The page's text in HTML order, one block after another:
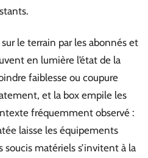
le terrain par les abonnés et
en lumière l’état de la
faiblesse ou coupure
et la box empile les
fréquemment observé :
laisse les équipements
matériels s’invitent à la